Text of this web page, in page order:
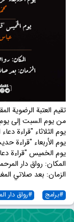
تقیم العتبة الرضویة
من یوم السبت إلى
یوم الثلاثاء "قراءة
یوم الأربعاء "قراءة
یوم الخميس "قراءة
المكان: رواق دار
الزمان: بعد صلاتي
#برامج #رواق دار